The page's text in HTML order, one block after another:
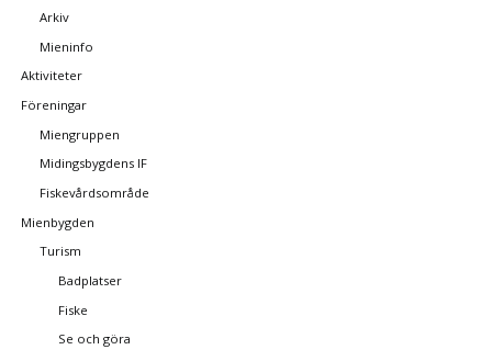
Arkiv
Mieninfo
Aktiviteter
Föreningar
Miengruppen
Midingsbygdens IF
Fiskevårdsområde
Mienbygden
Turism
Badplatser
Fiske
Se och göra